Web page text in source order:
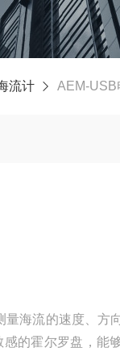
流计 AEM-USB
量海流的速度、方
的霍尔罗盘，能